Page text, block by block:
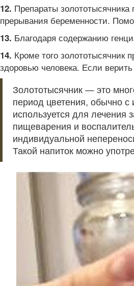
12. Препараты золототысячника
прерывания беременности.
13. Благодаря содержанию
14. Кроме того золототысячник
здоровью человека. Если
Золототысячник — это
период цветения, обычно
используется для лечения
пищеварения и
индивидуальной
Такой напиток можно